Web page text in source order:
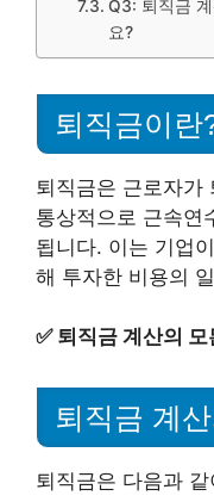
Q3: 퇴직금
요?
퇴직금이란
퇴직금은 근로자가
통상적으로 근속연
됩니다. 이는 기업
해 투자한 비용의
✅ 퇴직금 계산의
퇴직금 계
퇴직금은 다음과